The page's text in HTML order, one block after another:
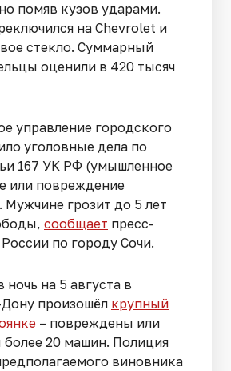
помяв кузов ударами.
на Chevrolet и
стекло. Суммарный
оценили в 420 тысяч
управление городского
уголовные дела по
167 УК РФ (умышленное
или повреждение
грозит до 5 лет
сообщает пресс-
по городу Сочи.
на 5 августа в
произошёл крупный
– повреждены или
20 машин. Полиция
виновника